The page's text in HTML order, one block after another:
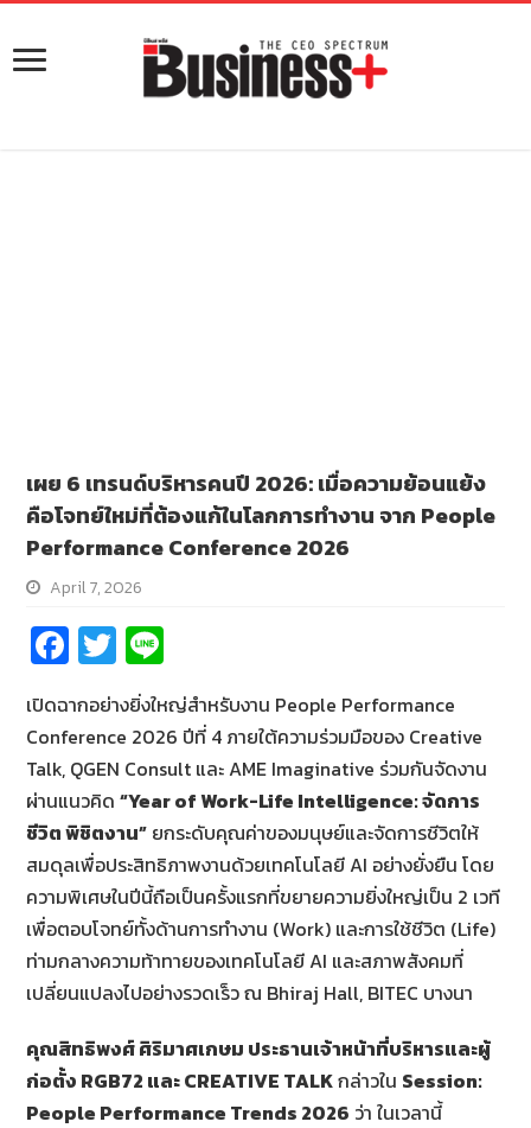
เผย 6 เทรนด์บริหารคนปี 2026: เมื่อความย้อนแย้ง
คือโจทย์ใหม่ที่ต้องแก้ในโลกการทำงาน จาก People
Performance Conference 2026
April 7, 2026
Fa
ce
b
o
o
k
T
wi
tt
er
n
e
เปิดฉากอย่างยิ่งใหญ่สำหรับงาน People Performance
Conference 2026 ปีที่ 4 ภายใต้ความร่วมมือของ Creative
Talk, QGEN Consult และ AME Imaginative ร่วมกันจัดงาน
ผ่านแนวคิด“Year of Work-Life Intelligence: จัดการ
ชีวิต พิชิตงาน” ยกระดับคุณค่าของมนุษย์และจัดการชีวิตให้
สมดุลเพื่อประสิทธิภาพงานด้วยเทคโนโลยี AI อย่างยั่งยืน โดย
ความพิเศษในปีนี้ถือเป็นครั้งแรกที่ขยายความยิ่งใหญ่เป็น 2 เวที
เพื่อตอบโจทย์ทั้งด้านการทำงาน (Work) และการใช้ชีวิต (Life)
ท่ามกลางความท้าทายของเทคโนโลยี AI และสภาพสังคมที่
เปลี่ยนแปลงไปอย่างรวดเร็ว ณ Bhiraj Hall, BITEC บางนา
คุณสิทธิพงศ์ ศิริมาศเกษม ประธานเจ้าหน้าที่บริหารและผู้
ก่อตั้ง RGB72 และ CREATIVE TALKกล่าวใน Session:
People Performance Trends 2026 ว่า ในเวลานี้